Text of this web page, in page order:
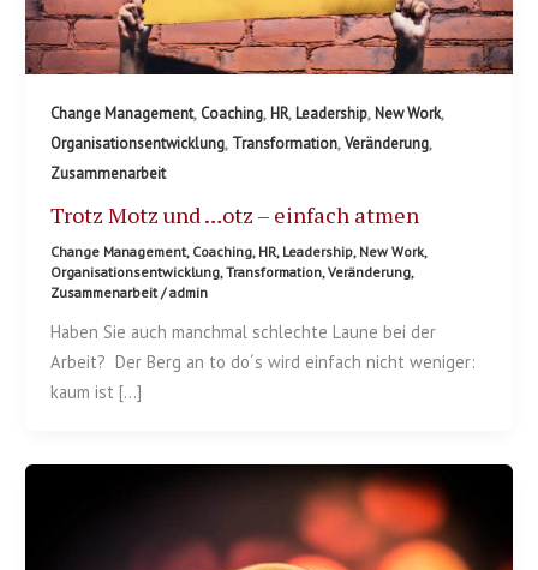
Change Management, Coaching, HR, Leadership, New Work,
Organisationsentwicklung, Transformation,Veränderung,
Zusammenarbeit
Trotz Motz und …otz – einfach atmen
Change Management, Coaching, HR, Leadership, New Work,
Organisationsentwicklung, Transformation, Veränderung,
Zusammenarbeit/admin
Haben Sie auch manchmal schlechte Laune bei der
Arbeit? Der Berg an to do´s wird einfach nicht weniger:
kaum ist […]